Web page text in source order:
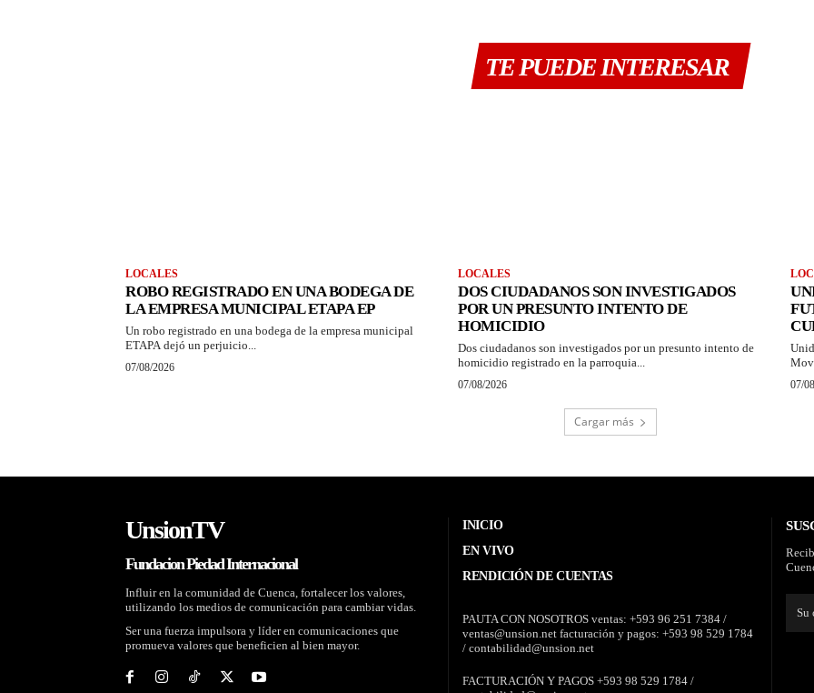
TE PUEDE INTERESAR
LOCALES
ROBO REGISTRADO EN UNA BODEGA DE
LA EMPRESA MUNICIPAL ETAPA EP
Un robo registrado en una bodega de la empresa municipal
ETAPA dejó un perjuicio...
07/08/2026
LOCALES
DOS CIUDADANOS SON INVESTIGADOS
POR UN PRESUNTO INTENTO DE
HOMICIDIO
Dos ciudadanos son investigados por un presunto intento de
homicidio registrado en la parroquia...
07/08/2026 07/
Cargar más
UnsionTV
Fundacion Piedad Internacional
Influir en la comunidad de Cuenca, fortalecer los valores,
utilizando los medios de comunicación para cambiar vidas.
Ser una fuerza impulsora y líder en comunicaciones que
promueva valores que beneficien al bien mayor.
INICIO
EN VIVO
RENDICIÓN DE CUENTAS
PAUTA CON NOSOTROS ventas: +593 96 251 7384 /
ventas@unsion.net facturación y pagos: +593 98 529 1784
/ contabilidad@unsion.net
FACTURACIÓN Y PAGOS +593 98 529 1784 /